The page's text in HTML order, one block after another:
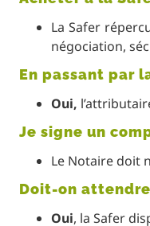
La Safer
négociation,
En passant par
Oui,
Je signe un
Le Notaire doit
Doit-on
Oui, la Safer